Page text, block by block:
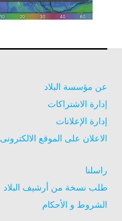
عن مؤسسة البلاد
إدارة الاشتراكات
إدارة الإعلانات
الاعلان على الموقع الالكترونى
راسلنا
طلب نسخة من أرشيف البلاد
الشروط و الأحكام